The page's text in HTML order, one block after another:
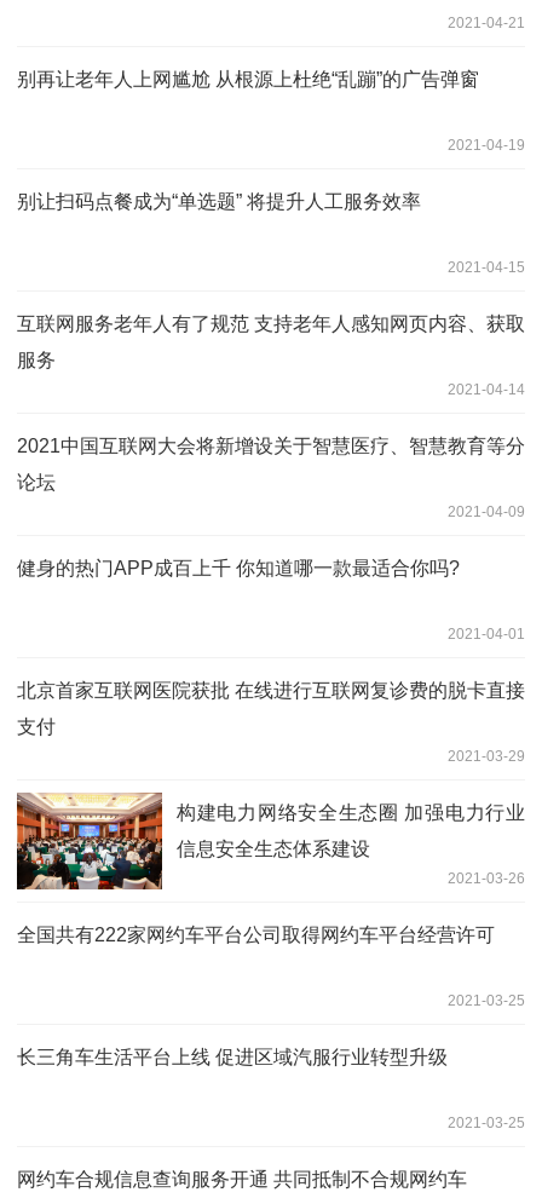
2021-04-21
别再让老年人上网尴尬 从根源上杜绝“乱蹦”的广告弹窗
2021-04-19
别让扫码点餐成为“单选题” 将提升人工服务效率
2021-04-15
互联网服务老年人有了规范 支持老年人感知网页内容、获取
服务
2021-04-14
2021中国互联网大会将新增设关于智慧医疗、智慧教育等分
论坛
2021-04-09
健身的热门APP成百上千 你知道哪一款最适合你吗?
2021-04-01
北京首家互联网医院获批 在线进行互联网复诊费的脱卡直接
支付
2021-03-29
构建电力网络安全生态圈 加强电力行业
信息安全生态体系建设
2021-03-26
全国共有222家网约车平台公司取得网约车平台经营许可
2021-03-25
长三角车生活平台上线 促进区域汽服行业转型升级
2021-03-25
网约车合规信息查询服务开通 共同抵制不合规网约车